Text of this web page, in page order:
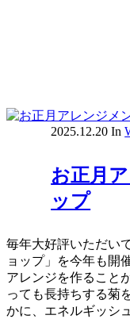
2025.12.20 In
お正月
ップ
毎年大好評いただい
ョップ」を今年も開
アレンジを作ること
っても長持ちする菊
かに、エネルギッシ